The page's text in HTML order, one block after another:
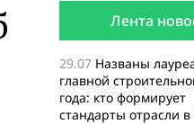
Лента
29.07 Названы
главной
года: кто формирует
стандарты отрасли в